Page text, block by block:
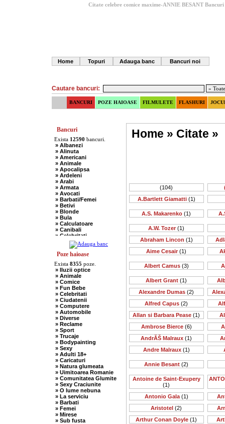
Citate celebre comice maxime-ANNIE BESANT Bancuri
Home Topuri Adauga banc Bancuri noi
Cautare bancuri:
BANCURI POZE HAIOASE FILMULETE FLASHURI
Bancuri
Exista 12590 bancuri.
» Albanezi
» Alinuta
» Americani
» Animale
» Apocalipsa
» Ardeleni
» Arabi
» Armata
» Avocati
» Barbati/Femei
» Betivi
» Blonde
» Bula
» Calculatoare
» Canibali
» Celebritati
» Chelneri
» Chuck Norris
» Ciobani
» Copii
» Craciun
» Cugetari
» Culmi
» Deocheate
» Diverse
» Doctori
» Elevi-Studenti
» Englezi
» Evrei
» Francezi
» Ingineri
» Ion si Maria
» Istorice
» Misogine
» Moldoveni
» Mosnegi
» Nebuni
» Negri
» Olteni
» Pescari
» Perle
» Politice
» Politisti
» Popi
» Radio Erevan
» Religioase
Poze haioase
Exista 8355 poze.
» Iluzii optice
» Animale
» Comice
» Fun Bebe
» Celebritati
» Ciudatenii
» Computere
» Automobile
» Diverse
» Reclame
» Sport
» Trucaje
» Bodypainting
» Sexy
» Adulti 18+
» Caricaturi
» Natura glumeata
» Uimitoarea Romanie
» Comunitatea Glumite
» Sexy Craciunite
» O lume nebuna
» La serviciu
» Barbati
» Femei
» Mirese
» Sub fusta
Home » Citate »
(104)
A.Bartlett Giamatti(1)
A.S. Makarenko (1)
A.W. Tozer (1)
Abraham Lincon (1)
Aime Cesair (1)
Albert Camus(3)
Albert Grant (1)
Alexandre Dumas (2)
Alfred Capus (2)
Allan si Barbara Pease (1)
Ambrose Bierce(6)
AndrĂŠ Malraux (1)
Andre Malraux(1)
Annie Besant (2)
Antoine de Saint-Exupery
(1)
Antonio Gala(1)
Aristotel (2)
Arthur Conan Doyle (1)